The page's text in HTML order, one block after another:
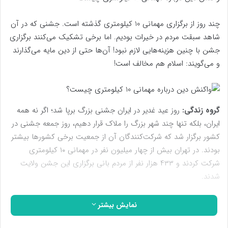
چند روز از برگزاری مهمانی 10 کیلومتری گذشته است. جشنی که در آن
شاهد سبقت مردم در خیرات بودیم. اما برخی تشکیک می‌کنند برگزاری
جشن با چنین هزینه‌هایی لازم نبود! آن‌ها حتی از دین مایه می‌گذارند
و می‌گویند: اسلام هم مخالف است!
گروه زندگی: روز عید غدیر در ایران جشنی بزرگ برپا شد؛ اگر نه همه
ایران، بلکه تنها چند شهر بزرگ را ملاک قرار دهیم، روز جمعه جشنی در
کشور برگزار شد که شرکت‌کنندگان آن از جمعیت برخی کشورها بیشتر
بودند. در تهران بیش از چهار میلیون نفر در مهمانی ۱۰ کیلومتری
شرکت کردند و ۴۳۳ هزار نفر از مردم بانی برگزاری این جشن ولایت
شدند.
هر چند برخی واکنش‌ها تلاش داشتند این حضور سراسر شادی مردم را
تحت شعاع قرار دهند، به گونه‌ای که این جشن را مخالف با آموزه‌ها و
نمایش بیشتر